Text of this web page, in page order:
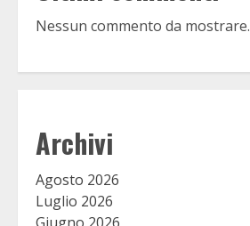
Nessun commento da mostrare.
Archivi
Agosto 2026
Luglio 2026